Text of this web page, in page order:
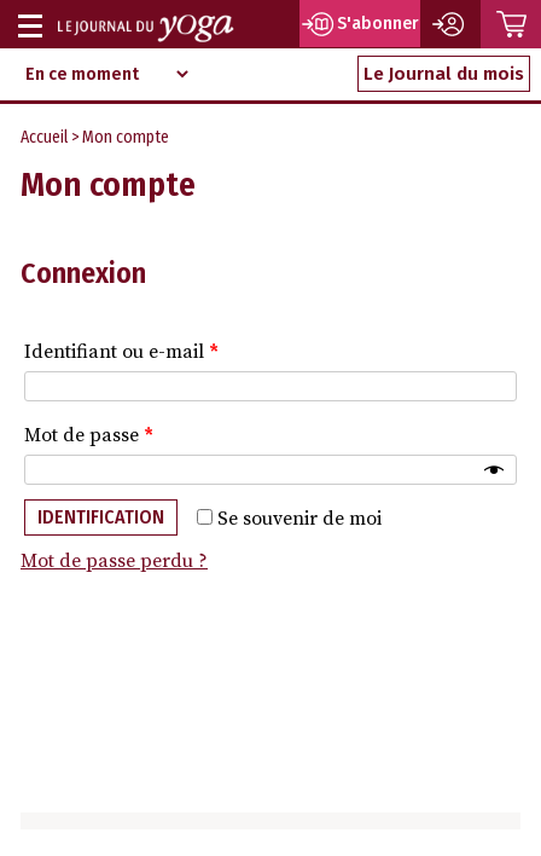
Aller
au
contenu
d‘information
indépendant
Afficher
ou
masquer
la
navigation
S'abonner
Le Journal du mois
Accueil > Mon compte
Mon compte
Connexion
Identifiant ou e-mail *
Mot de passe *
Se souvenir de moi
IDENTIFICATION
Mot de passe perdu ?